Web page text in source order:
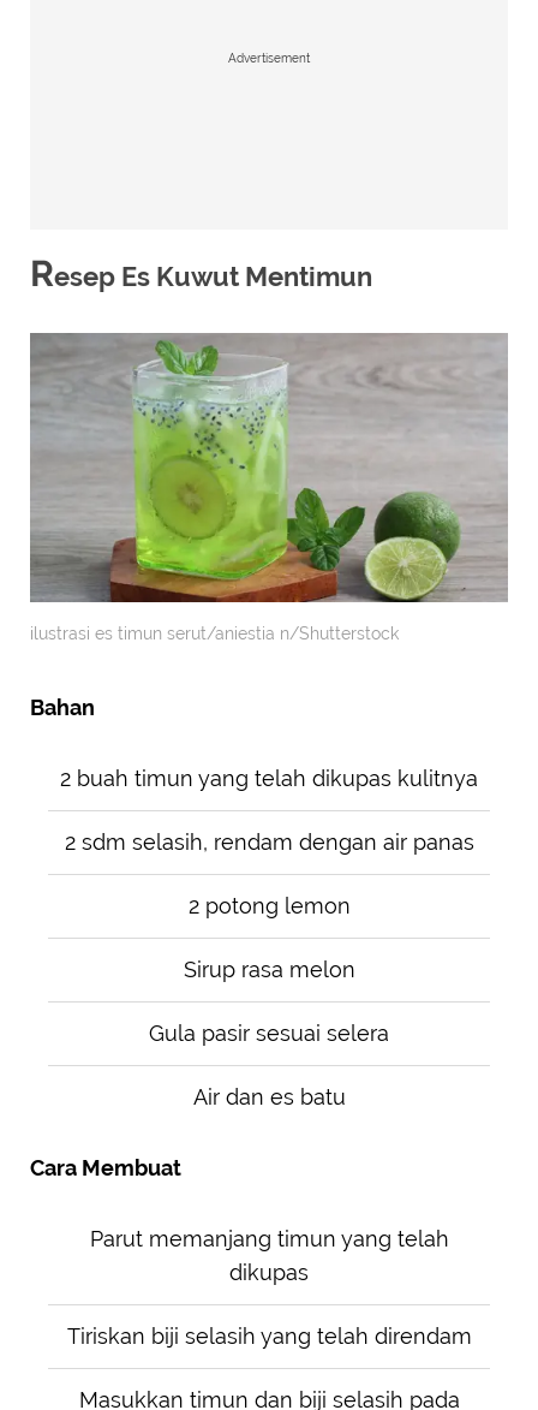
Advertisement
Resep Es Kuwut Mentimun
ilustrasi es timun serut/aniestia n/Shutterstock
Bahan
2 buah timun yang telah dikupas kulitnya
2 sdm selasih, rendam dengan air panas
2 potong lemon
Sirup rasa melon
Gula pasir sesuai selera
Air dan es batu
Cara Membuat
Parut memanjang timun yang telah
dikupas
Tiriskan biji selasih yang telah direndam
Masukkan timun dan biji selasih pada